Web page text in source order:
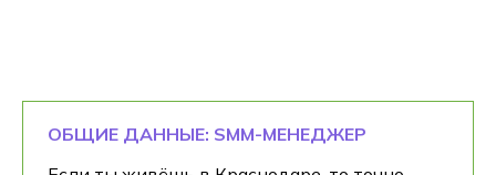
ОБЩИЕ ДАННЫЕ: SMM-МЕНЕДЖЕР